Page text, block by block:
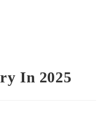
In 2025